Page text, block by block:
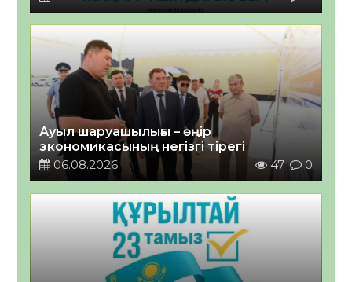
Ауыл шаруашылығы – өңір
экономикасының негізгі тірегі
06.08.2026
47 0